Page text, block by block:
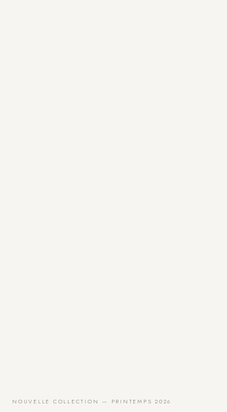
NOUVELLE COLLECTION — PRINTEMPS 2026